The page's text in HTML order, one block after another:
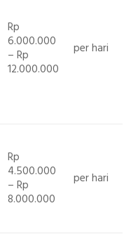
Rp
6.000.000
– Rp
12.000.000
per hari
Rp
4.500.000
– Rp
8.000.000
per hari